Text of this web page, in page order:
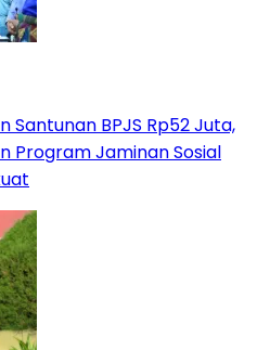
BPJS Rp52 Juta,
Program Jaminan Sosial